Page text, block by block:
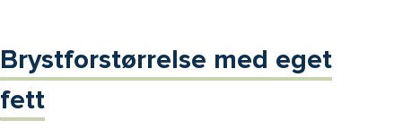
Brystforstørrelse med eget
fett